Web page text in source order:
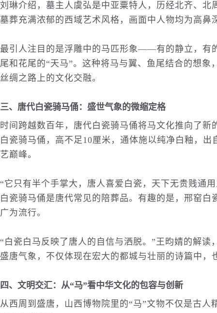
刘琳介绍，墓主人虞弘是中亚粟特人，历经北齐、
墓葬充满浓郁的西域艺术风格，画面中人物均为高鼻
最引人注目的是浮雕中的马匹形象——有的静立，有
尾和花尾的“天马”。这种将马与翼、鱼尾结合的想
丝绸之路上的文化交融。
三、唐代白瓷骑马俑：盛世气象的微缩定格
时间跨越数百年，唐代白瓷骑马俑将马文化推向了
白瓷骑马俑，高不足10厘米，通体施以纯净白釉，
艺巅峰。
“它只有半个手掌大，唐人喜爱白瓷，天下无贵贱通
白瓷骑马俑是唐代常见的陪葬品。有趣的是，邢窑
广为流行。
“白瓷白马反映了唐人的自信与洒脱。”王昀婧的解
盛唐气象，不仅体现在宏大的都城与壮丽的诗篇中，
四、文明交汇：从“马”看中华文化的包容与创新
从西周到盛唐，山西博物院里的“马”文物不仅是古